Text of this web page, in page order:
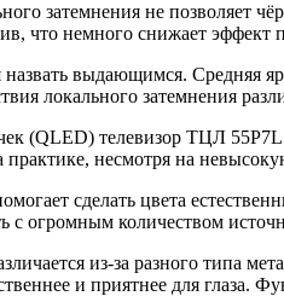
затемнения не
что немного снижает
выдающимся. Средняя
локального затемнения
(QLED) телевизор ТЦЛ 55P7L
несмотря на
сделать цвета
с огромным количеством
из-за разного типа
и приятнее для